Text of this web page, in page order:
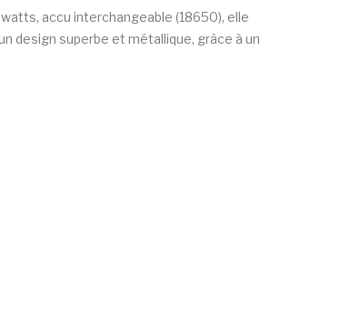
accu interchangeable (18650), elle
design superbe et métallique, grâce à un